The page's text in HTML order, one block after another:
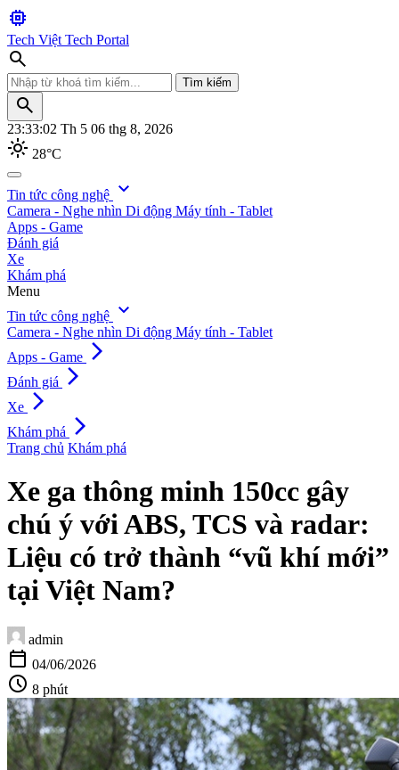
memory
Tech Việt Tech Portal
search
Tìm kiếm
search
23:33:04 Th 5 06 thg 8, 2026
light_mode 28°C
search
Tìm kiếm
Tin tức công nghệ expand_more
Camera - Nghe nhìn Di động Máy tính - Tablet
Apps - Game
Đánh giá
Xe
Khám phá
Menu
Tin tức công nghệ expand_more
Camera - Nghe nhìn Di động Máy tính - Tablet
Apps - Game arrow_forward_ios
Đánh giá arrow_forward_ios
Xe arrow_forward_ios
Khám phá arrow_forward_ios
Trang chủ Khám phá
Xe ga thông minh 150cc gây
chú ý với ABS, TCS và radar:
Liệu có trở thành “vũ khí mới”
tại Việt Nam?
admin
calendar_today 04/06/2026
schedule 8 phút